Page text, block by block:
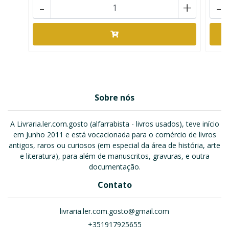
+
- -
Sobre nós
A Livraria.ler.com.gosto (alfarrabista - livros usados), teve início
em Junho 2011 e está vocacionada para o comércio de livros
antigos, raros ou curiosos (em especial da área de história, arte
e literatura), para além de manuscritos, gravuras, e outra
documentação.
Contato
livraria.ler.com.gosto@gmail.com
+351917925655